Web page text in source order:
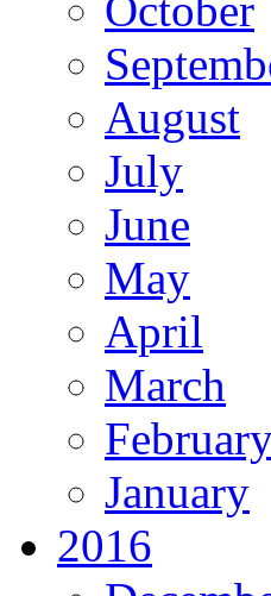
August
July
June
May
April
March
January
2016